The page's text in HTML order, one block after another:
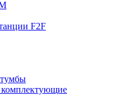
F2F